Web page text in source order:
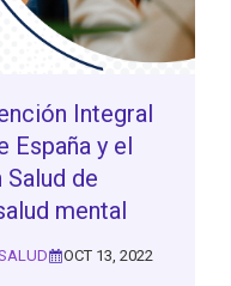
Integral
España y el
de
mental
OCT 13, 2022